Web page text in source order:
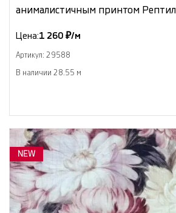
анималистичным принтом
Цена:1 260 ₽/м
Артикул: 29588
В наличии 28.55 м
NEW